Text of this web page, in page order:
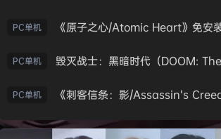
PC单机 《原子之心/Atomic Heart》免安
PC单机
PC单机